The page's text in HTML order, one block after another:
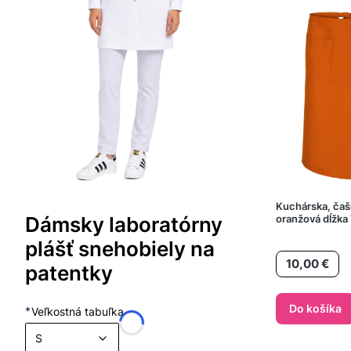
Dámsky laboratórny
plášť snehobiely na
patentky
*Veľkostná tabuľka
S
Kuchárska,
oranžová dĺžka
Cena
10,00 €
Do košíka